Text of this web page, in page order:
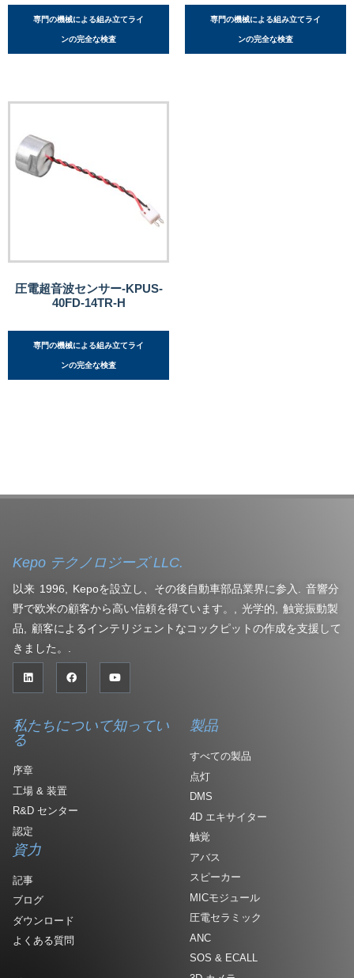
専門の機械による組み立てライ
ンの完全な検査
専門の機械による組み立てライ
ンの完全な検査
圧電超音波センサー-KPUS-
40FD-14TR-H
専門の機械による組み立てライ
ンの完全な検査
Kepo テクノロジーズ LLC.
以来 1996, Kepoを設立し、その後自動車部品業界に参入. 音響分
野で欧米の顧客から高い信頼を得ています。, 光学的, 触覚振動製
品, 顧客によるインテリジェントなコックピットの作成を支援して
きました。.
私たちについて知ってい
る
序章
工場 & 装置
R&D センター
認定
製品
すべての製品
点灯
DMS
4D エキサイター
触覚
アバス
スピーカー
MICモジュール
圧電セラミック
ANC
SOS & ECALL
資力
記事
ブログ
ダウンロード
よくある質問